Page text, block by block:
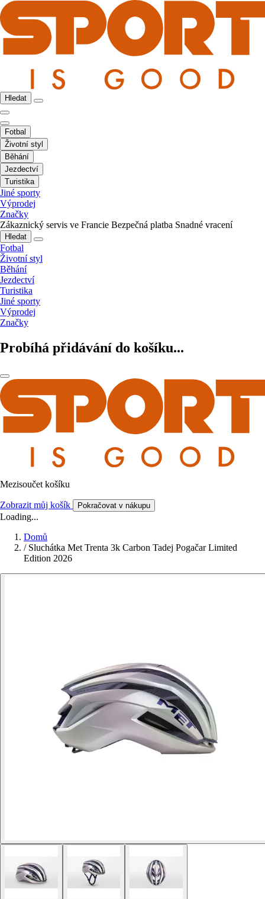
Hledat
Fotbal
Životní styl
Běhání
Jezdectví
Turistika
Jiné sporty
Výprodej
Značky
Zákaznický servis ve Francie Bezpečná platba Snadné vracení
Hledat
Fotbal
Životní styl
Běhání
Jezdectví
Turistika
Jiné sporty
Výprodej
Značky
Probíhá přidávání do košíku...
Mezisoučet košíku
Zobrazit můj košík Pokračovat v nákupu
Loading...
Domů
/ Sluchátka Met Trenta 3k Carbon Tadej Pogačar Limited
Edition 2026